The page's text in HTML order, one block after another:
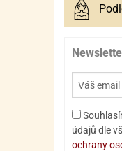
údajů dle
ochrany